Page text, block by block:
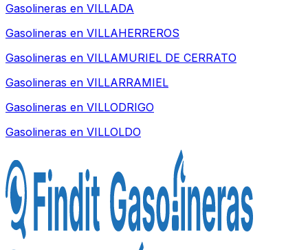
Gasolineras en VILLADA
Gasolineras en VILLAHERREROS
Gasolineras en VILLAMURIEL DE CERRATO
Gasolineras en VILLARRAMIEL
Gasolineras en VILLODRIGO
Gasolineras en VILLOLDO